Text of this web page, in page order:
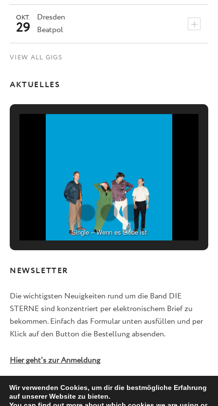
Dresden +
OKT.
29 Beatpol
VIEW ALL GIGS
AKTUELLES
Single – Wenn es Liebe ist
NEWSLETTER
Die wichtigsten Neuigkeiten rund um die Band DIE
STERNE sind konzentriert per elektronischem Brief zu
bekommen. Einfach das Formular unten ausfüllen und per
Klick auf den Button die Bestellung absenden.
Hier geht’s zur Anmeldung
FacebookTwitterInstagram
Wir verwenden Cookies, um dir die bestmögliche Erfahrung
auf unserer Website zu bieten.